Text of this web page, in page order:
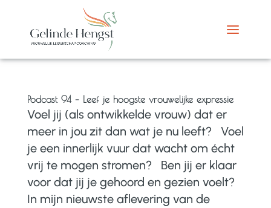
Podcast 94 – Leef je hoogste vrouwelijke expressie
Voel jij (als ontwikkelde vrouw) dat er
meer in jou zit dan wat je nu leeft? Voel
je een innerlijk vuur dat wacht om écht
vrij te mogen stromen? Ben jij er klaar
voor dat jij je gehoord en gezien voelt?
In mijn nieuwste aflevering van de